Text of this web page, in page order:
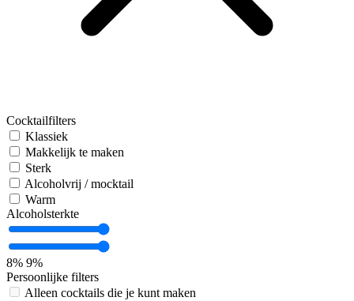
Cocktailfilters
Klassiek
Makkelijk te maken
Sterk
Alcoholvrij / mocktail
Warm
Alcoholsterkte
8% 9%
Persoonlijke filters
Alleen cocktails die je kunt maken